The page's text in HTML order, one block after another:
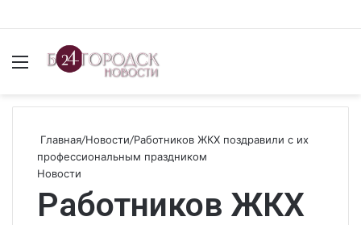
Меню
Главная/Новости/Работников ЖКХ поздравили с их
профессиональным праздником
Новости
Работников ЖКХ